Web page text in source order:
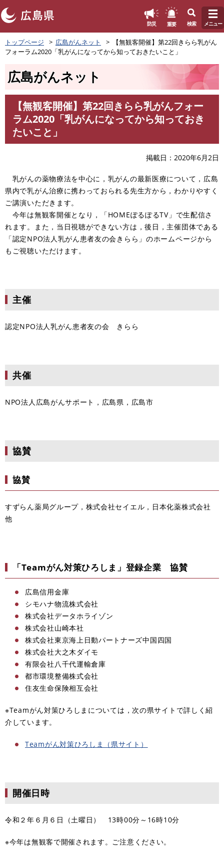
ペ
ー
ジ
防災 重要 検索 メニュー
トップページ 広島がんネット
【無観客開催】第22回きらら乳がん
フォーラム2020「乳がんになってから知っておきたいこと」
広島がんネット
【無観客開催】第22回きらら乳がんフォー
ラム2020「乳がんになってから知っておき
たいこと」
掲載日 2020年6月2日
乳がんの薬物療法を中心に，乳がんの最新医療について，広島
県内で乳がん治療に携わっておられる先生方から，わかりやすく
ご講演いただきます。
今年は無観客開催となり，「HOMEぽるぽるTV」で生配信さ
れます。また，当日視聴ができない方は，後日，主催団体である
「認定NPO法人乳がん患者友の会きらら」のホームページから
もご視聴いただけます。
主催
認定NPO法人乳がん患者友の会 きらら
共催
NPO法人広島がんサポート，広島県，広島市
協賛
協賛
すずらん薬局グループ，株式会社セイエル，日本化薬株式会社
他
「Teamがん対策ひろしま」登録企業 協賛
広島信用金庫
シモハナ物流株式会社
株式会社データホライゾン
株式会社山崎本社
株式会社東京海上日動パートナーズ中国四国
株式会社大之木ダイモ
有限会社八千代運輸倉庫
都市環境整備株式会社
住友生命保険相互会社
※Teamがん対策ひろしまについては，次の県サイトで詳しく紹
介しています。
Teamがん対策ひろしま（県サイト）
開催日時
令和２年６月６日（土曜日） 13時00分～16時10分
※今年は無観客で開催されます。ご注意ください。